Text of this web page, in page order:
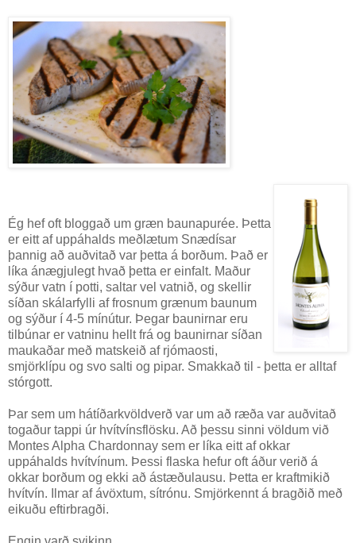
Ég hef oft bloggað um græn baunapurée. Þetta
er eitt af uppáhalds meðlætum Snædísar
þannig að auðvitað var þetta á borðum. Það er
líka ánægjulegt hvað þetta er einfalt. Maður
sýður vatn í potti, saltar vel vatnið, og skellir
síðan skálarfylli af frosnum grænum baunum
og sýður í 4-5 mínútur. Þegar baunirnar eru
tilbúnar er vatninu hellt frá og baunirnar síðan
maukaðar með matskeið af rjómaosti,
smjörklípu og svo salti og pipar. Smakkað til - þetta er alltaf
stórgott.
Þar sem um hátíðarkvöldverð var um að ræða var auðvitað
togaður tappi úr hvítvínsflösku. Að þessu sinni völdum við
Montes Alpha Chardonnay sem er líka eitt af okkar
uppáhalds hvítvínum. Þessi flaska hefur oft áður verið á
okkar borðum og ekki að ástæðulausu. Þetta er kraftmikið
hvítvín. Ilmar af ávöxtum, sítrónu. Smjörkennt á bragðið með
eikuðu eftirbragði.